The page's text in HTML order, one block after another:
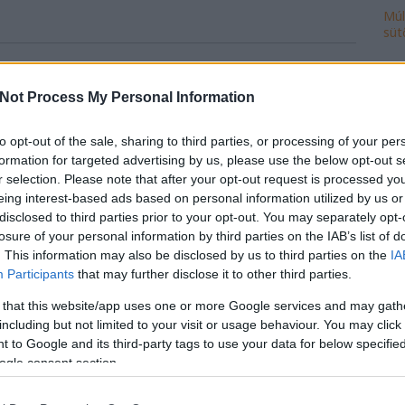
Process My Personal Information
opt-out of the sale, sharing to third parties, or processing of your
for targeted advertising by us, please use the below opt-out
selection. Please note that after your opt-out request is processed
interest-based ads based on personal information utilized by us
to third parties prior to your opt-out. You may separately
of your personal information by third parties on the IAB’s list of
This information may also be disclosed by us to third parties on the
Participants that may further disclose it to other third parties.
that this website/app uses one or more Google services and may
but not limited to your visit or usage behaviour. You may
to Google and its third-party tags to use your data for below
consent section.
nappal és éjszaka egyaránt. Egy
meg fogjuk teremteni az itt élők éjszakai
évben nyomát sem látni Erzsébetvárosban az
Belső-Erzsébetvárosban, ahol éjszaka mindent
lakókat. Az elején még voltak ígérgetések, azután
pénzbe kerül? ). A Kiskörút és a Nagykörút között
Erzsébetváros jelenlegi vezetését nem érdekli
az, hogy ezen a területen mindent szabad a
döntéshozók szerint.